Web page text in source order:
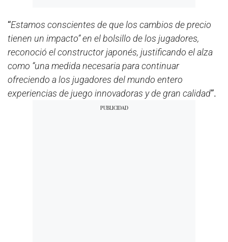
“Estamos conscientes de que los cambios de precio
tienen un impacto” en el bolsillo de los jugadores,
reconoció el constructor japonés, justificando el alza
como “una medida necesaria para continuar
ofreciendo a los jugadores del mundo entero
experiencias de juego innovadoras y de gran calidad”.